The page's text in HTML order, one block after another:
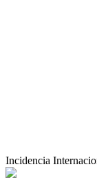
Incidencia